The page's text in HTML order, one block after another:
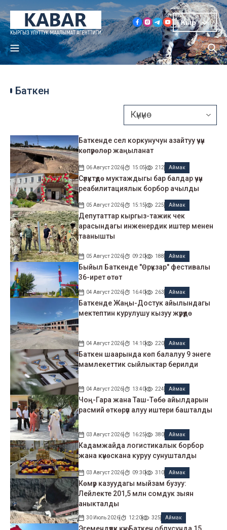
Кыр
Баткен
Баткенде сел коркунучун азайтуу үчүн
көпүрөлөр жаңыланат
06 Август 2026 15:05 212 Аймак
Сүлүктүдө муктаждыгы бар балдар үчүн
реабилитациялык борбор ачылды
05 Август 2026 15:15 225 Аймак
Депутаттар кыргыз-тажик чек
арасындагы инженердик иштер менен
таанышты
05 Август 2026 09:20 188 Аймак
Быйыл Баткенде "Өрүкзар" фестивалы
36-ирет өтөт
04 Август 2026 16:40 263 Аймак
Баткенде Жаңы-Достук айылындагы
мектептин курулушу кызуу жүрүүдө
04 Август 2026 14:10 220 Аймак
Баткен шаарында көп балалуу 9 энеге
мамлекеттик сыйлыктар берилди
04 Август 2026 13:40 224 Аймак
Чоң-Гара жана Таш-Төбө айылдарын
расмий өткөрүп алуу иштери башталды
03 Август 2026 16:25 380 Аймак
Кадамжайда логистикалык борбор
жана күнөскана куруу сунушталды
03 Август 2026 09:30 310 Аймак
Көмүр казуудагы мыйзам бузуу:
Лейлекте 201,5 млн сомдук зыян
аныкталды
30 Июль 2026 12:20 325 Аймак
Эгемендүүлүк күнү Баткен облусунда 15